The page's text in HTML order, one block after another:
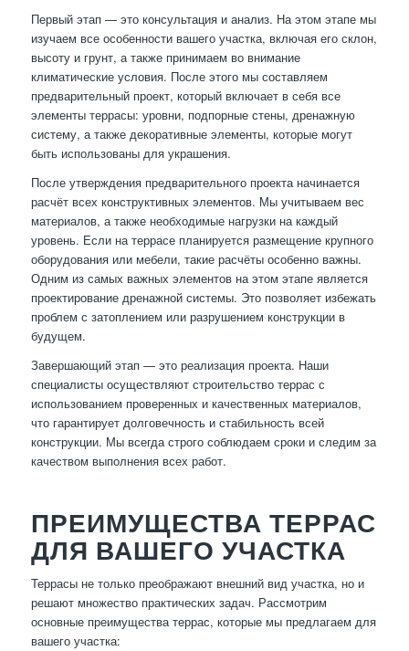
Первый этап — это консультация и анализ. На этом этапе мы
изучаем все особенности вашего участка, включая его склон,
высоту и грунт, а также принимаем во внимание
климатические условия. После этого мы составляем
предварительный проект, который включает в себя все
элементы террасы: уровни, подпорные стены, дренажную
систему, а также декоративные элементы, которые могут
быть использованы для украшения.
После утверждения предварительного проекта начинается
расчёт всех конструктивных элементов. Мы учитываем вес
материалов, а также необходимые нагрузки на каждый
уровень. Если на террасе планируется размещение крупного
оборудования или мебели, такие расчёты особенно важны.
Одним из самых важных элементов на этом этапе является
проектирование дренажной системы. Это позволяет избежать
проблем с затоплением или разрушением конструкции в
будущем.
Завершающий этап — это реализация проекта. Наши
специалисты осуществляют строительство террас с
использованием проверенных и качественных материалов,
что гарантирует долговечность и стабильность всей
конструкции. Мы всегда строго соблюдаем сроки и следим за
качеством выполнения всех работ.
ПРЕИМУЩЕСТВА ТЕРРАС
ДЛЯ ВАШЕГО УЧАСТКА
Террасы не только преображают внешний вид участка, но и
решают множество практических задач. Рассмотрим
основные преимущества террас, которые мы предлагаем для
вашего участка: